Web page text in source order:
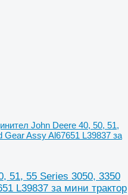
John Deere 40, 50, 51,
Assy Al67651 L39837 за
51, 55 Series 3050, 3350
L39837 за мини трактор